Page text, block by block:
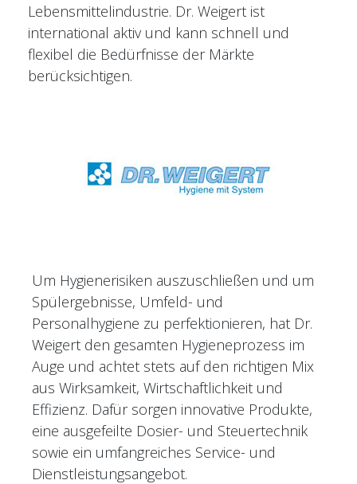
Lebensmittelindustrie. Dr. Weigert ist
international aktiv und kann schnell und
flexibel die Bedürfnisse der Märkte
berücksichtigen.
Um Hygienerisiken auszuschließen und um
Spülergebnisse, Umfeld- und
Personalhygiene zu perfektionieren, hat Dr.
Weigert den gesamten Hygieneprozess im
Auge und achtet stets auf den richtigen Mix
aus Wirksamkeit, Wirtschaftlichkeit und
Effizienz. Dafür sorgen innovative Produkte,
eine ausgefeilte Dosier- und Steuertechnik
sowie ein umfangreiches Service- und
Dienstleistungsangebot.